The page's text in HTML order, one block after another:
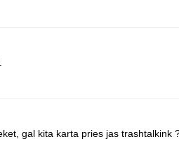
gal kita karta pries jas trashtalkink